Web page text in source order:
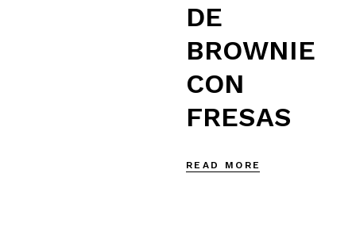
DE
BROWNIE
CON
FRESAS
READ MORE